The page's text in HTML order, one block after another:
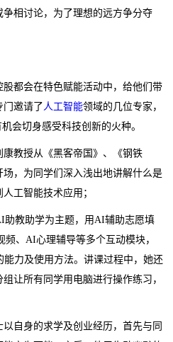
相讨论，为了理想的远方争分夺
都会在特色赋能活动中，给他们带
门邀请了 人工智能领域的几位专家，
会切身感受科技创新的火种。
教授从《黑客帝国》、《钢铁
，为同学们深入浅出地讲解什么是
工智能技术应用；
教助学为主题，用AI辅助志愿填
、AI心理辅导等多个互动模块，
力及使用方法。讲课过程中，她还
让所有同学用电脑进行操作练习，
自身的求学及创业经历，首先与同